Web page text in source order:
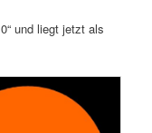
und liegt jetzt als